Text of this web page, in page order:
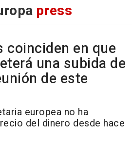
press
coinciden en que
una subida de
de este
europea no ha
del dinero desde hace